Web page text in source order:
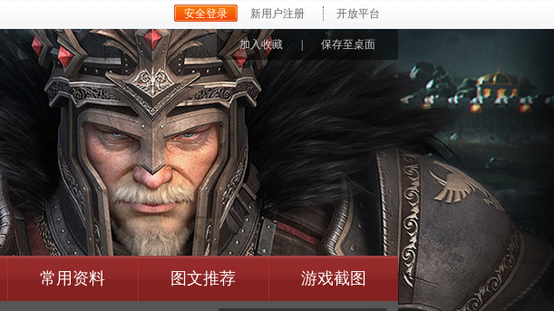
安全登录 新用户注册 开放平台
加入收藏 保存至桌面
常用资料 图文推荐 游戏截图